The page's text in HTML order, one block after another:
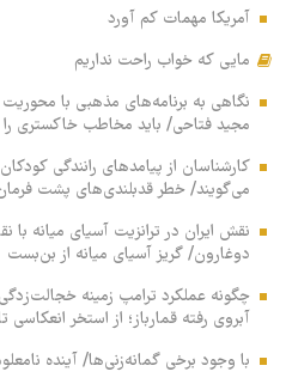
آمریکا مهمات کم آورد
مایی که خواب راحت نداریم
نگاهی به برنامه‌های مذهبی با
مجید فتاحی/ باید مخاطب خاکستری
کارشناسان از پیامدهای رانندگی
می‌گویند/ خطر قدبلندی‌های پشت
نقش ایران در ترانزیت آسیای میانه
دوغارون/ گریز آسیای میانه از بن‌بست
چگونه عملکرد ترامپ زمینه
آبروی رفته قمارباز؛ از استخر انعکاسی
با وجود برخی گمانه‌زنی‌ها/ آینده